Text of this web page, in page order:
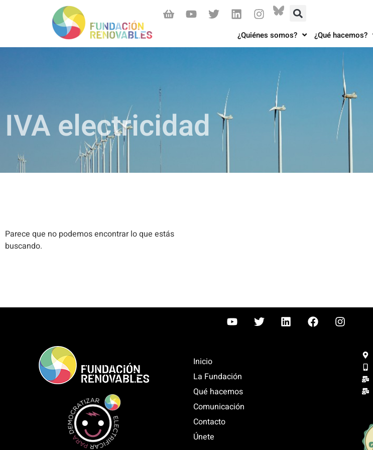
¿Quiénes somos? ¿Qué hacemos?
IVA electricidad
Parece que no podemos encontrar lo que estás
buscando.
Inicio
La Fundación
Qué hacemos
Comunicación
Contacto
Únete